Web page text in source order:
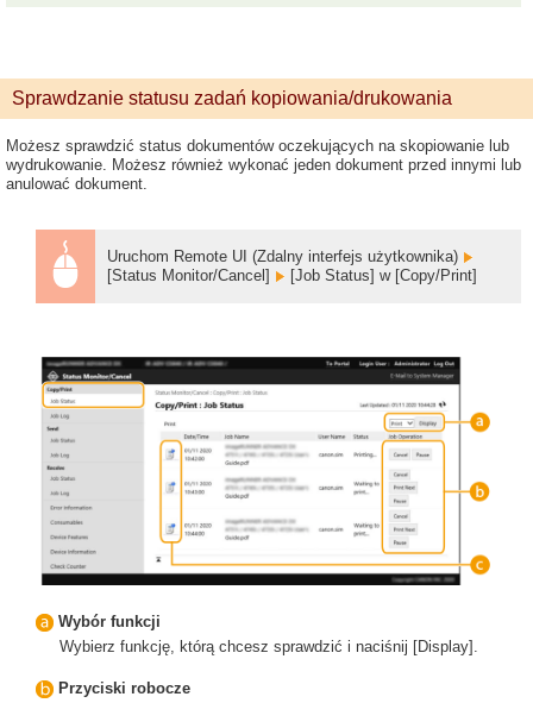
Sprawdzanie statusu zadań kopiowania/drukowania
Możesz sprawdzić status dokumentów oczekujących na skopiowanie lub
wydrukowanie. Możesz również wykonać jeden dokument przed innymi lub
anulować dokument.
Uruchom Remote UI (Zdalny interfejs użytkownika)
[Status Monitor/Cancel]
[Job Status] w [Copy/Print]
Wybór funkcji
Wybierz funkcję, którą chcesz sprawdzić i naciśnij [Display].
Przyciski robocze